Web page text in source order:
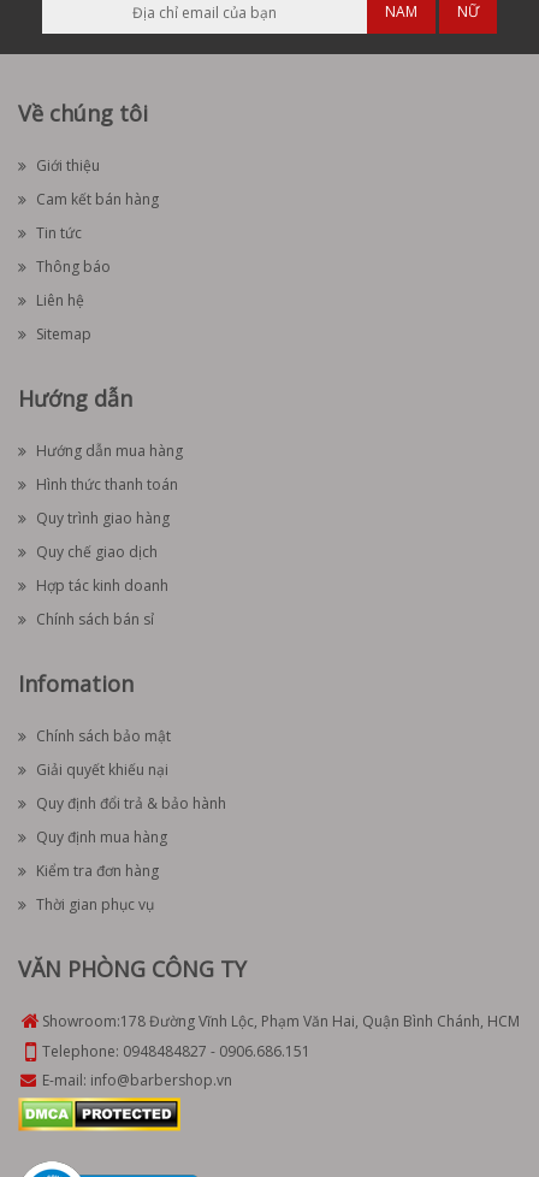
NAM NỮ
Về chúng tôi
Giới thiệu
Cam kết bán hàng
Tin tức
Thông báo
Liên hệ
Sitemap
Hướng dẫn
Hướng dẫn mua hàng
Hình thức thanh toán
Quy trình giao hàng
Quy chế giao dịch
Hợp tác kinh doanh
Chính sách bán sỉ
Infomation
Chính sách bảo mật
Giải quyết khiếu nại
Quy định đổi trả & bảo hành
Quy định mua hàng
Kiểm tra đơn hàng
Thời gian phục vụ
VĂN PHÒNG CÔNG TY
Showroom:178 Đường Vĩnh Lộc, Phạm Văn Hai, Quận Bình Chánh, HCM
Telephone: 0948484827 - 0906.686.151
E-mail: info@barbershop.vn